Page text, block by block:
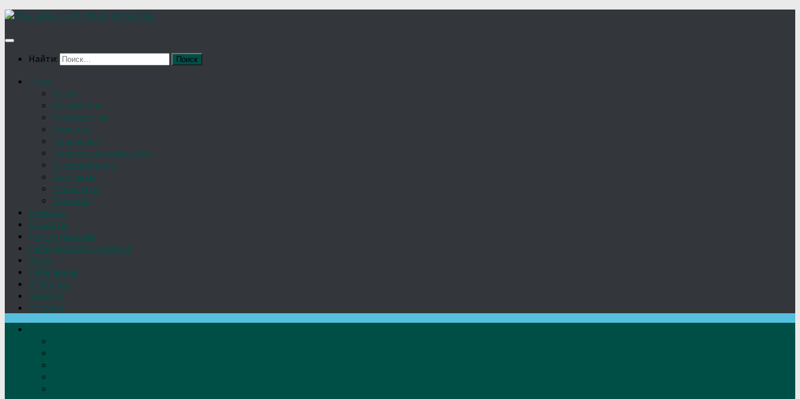
Найти:
О нас
Устав
Документы
Руководство
Команда
Правление
Попечительский совет
Отчёты фонда
Контакты
Реквизиты
Решение
Новости
Проекты
Дом Игумновых
Лебедянские художники
Фото
Лебедянцы
СМИ о нас
Земляки
Отзывы